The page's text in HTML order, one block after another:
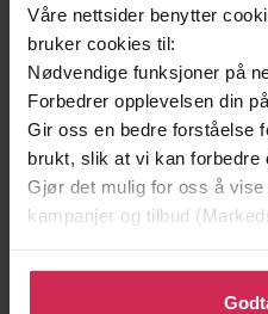
Våre nettsider benytter
bruker cookies til:
Nødvendige funksjoner på
Forbedrer opplevelsen din
Gir oss en bedre forståelse
brukt, slik at vi kan forbedre
Gjør det mulig for oss å
kampanjer og tilbud
Klikk på «Godta alle» for å
bruke cookies for alle disse